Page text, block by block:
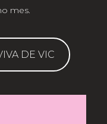
mes.
DE VIC